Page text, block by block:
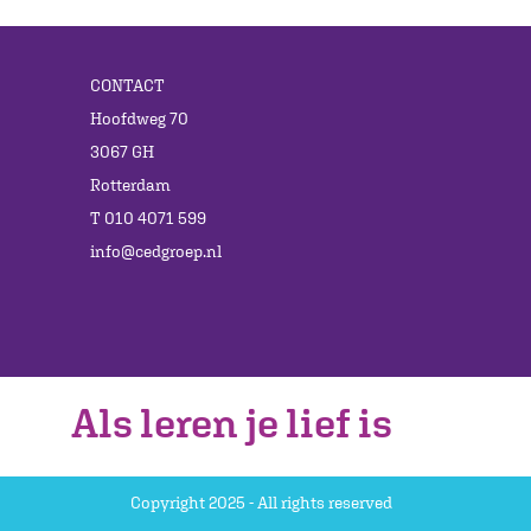
CONTACT
Hoofdweg 70
3067 GH
Rotterdam
T 010 4071 599
info@cedgroep.nl
Als leren je lief is
Copyright 2025 - All rights reserved